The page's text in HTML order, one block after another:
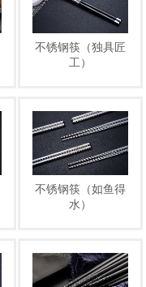
不锈钢筷（独具匠
工）
不锈钢筷（如鱼得
水）